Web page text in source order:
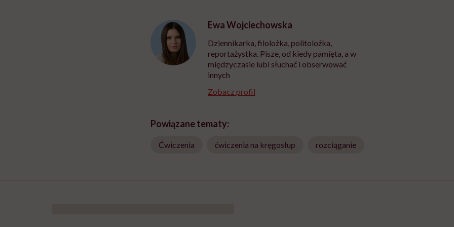
Ewa Wojciechowska
Dziennikarka, filolożka, politolożka,
reportażystka. Pisze, od kiedy pamięta, a w
międzyczasie lubi słuchać i obserwować
innych
Zobacz profil
Powiązane tematy:
Ćwiczenia ćwiczenia na kręgosłup rozciąganie